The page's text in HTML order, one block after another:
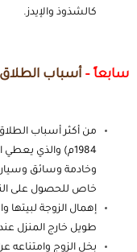
كالشذوذ والإيدز.
سابعاً – أسباب الطلاق
1984م) والذي
وخادمة وسائق
خاص للحصول على
إهمال الزوجة لبيتها
طويل خارج المنزل
بخل الزوج وامتناعه